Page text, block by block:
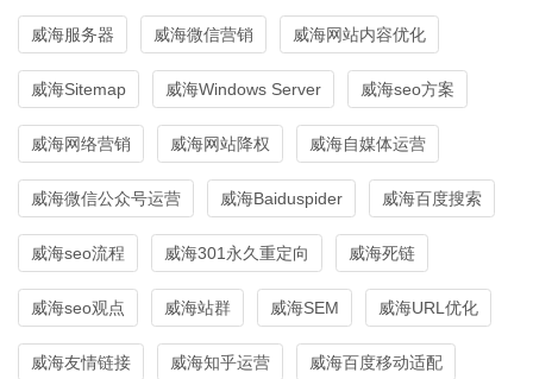
威海服务器 威海微信营销 威海网站内容优化
威海Sitemap 威海Windows Server 威海seo方案
威海网络营销 威海网站降权 威海自媒体运营
威海微信公众号运营 威海Baiduspider 威海百度搜索
威海seo流程 威海301永久重定向 威海死链
威海seo观点 威海站群 威海SEM 威海URL优化
威海友情链接 威海知乎运营 威海百度移动适配